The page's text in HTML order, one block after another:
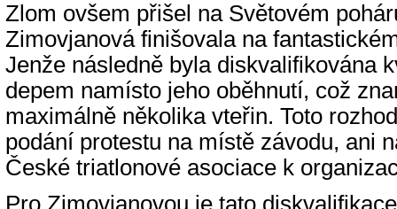
Zlom ovšem přišel na Světovém
Zimovjanová finišovala na
Jenže následně byla diskvalifikována
depem namísto jeho oběhnutí, což
maximálně několika vteřin. Toto
podání protestu na místě závodu, ani
České triatlonové asociace k
Pro Zimovjanovou je tato